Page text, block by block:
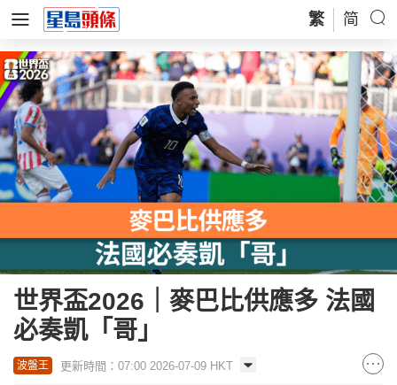
繁 简
世界盃2026｜麥巴比供應多 法國
必奏凱「哥」
波盤王 更新時間：07:00 2026-07-09 HKT